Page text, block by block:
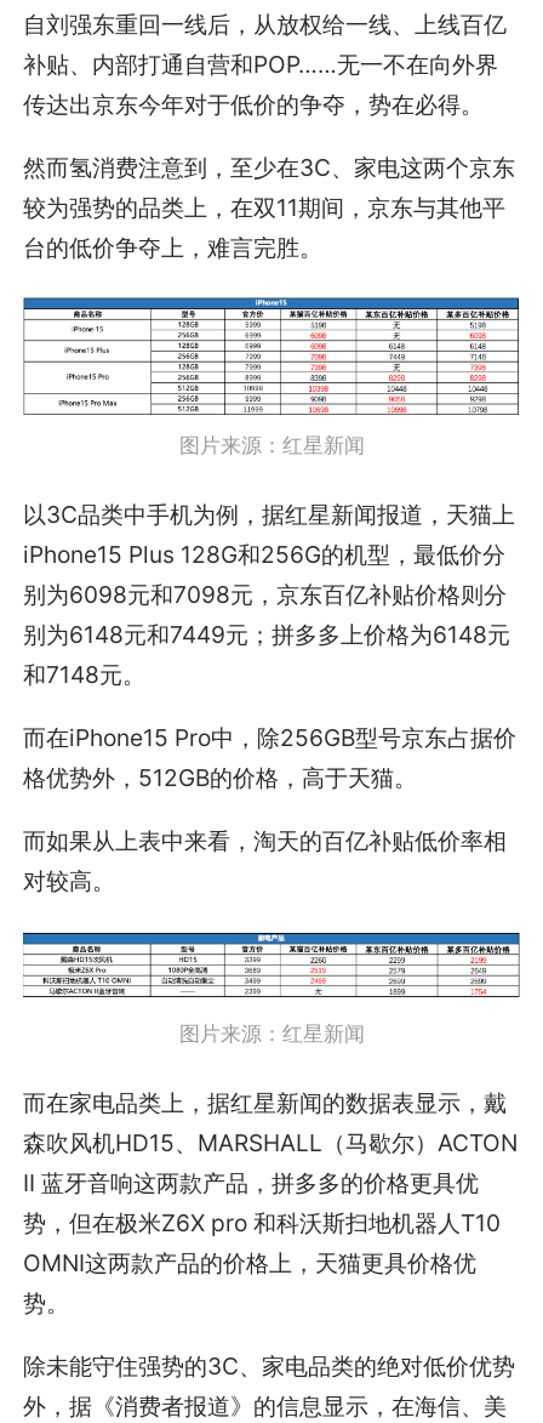
自刘强东重回一线后，从放权给一线、上线百亿
补贴、内部打通自营和POP……无一不在向外界
传达出京东今年对于低价的争夺，势在必得。
然而氢消费注意到，至少在3C、家电这两个京东
较为强势的品类上，在双11期间，京东与其他平
台的低价争夺上，难言完胜。
图片来源：红星新闻
以3C品类中手机为例，据红星新闻报道，天猫上
iPhone15 Plus 128G和256G的机型，最低价分
别为6098元和7098元，京东百亿补贴价格则分
别为6148元和7449元；拼多多上价格为6148元
和7148元。
而在iPhone15 Pro中，除256GB型号京东占据价
格优势外，512GB的价格，高于天猫。
而如果从上表中来看，淘天的百亿补贴低价率相
对较高。
图片来源：红星新闻
而在家电品类上，据红星新闻的数据表显示，戴
森吹风机HD15、MARSHALL（马歇尔）ACTON
II 蓝牙音响这两款产品，拼多多的价格更具优
势，但在极米Z6X pro 和科沃斯扫地机器人T10
OMNI这两款产品的价格上，天猫更具价格优
势。
除未能守住强势的3C、家电品类的绝对低价优势
外，据《消费者报道》的信息显示，在海信、美